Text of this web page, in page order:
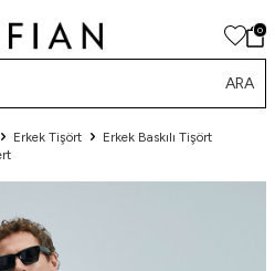
0
ARA
Erkek Tişört
Erkek Baskılı Tişört